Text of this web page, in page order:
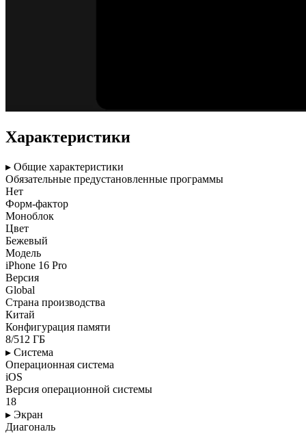
Характеристики
▸ Общие характеристики
Обязательные предустановленные программы
Нет
Форм-фактор
Моноблок
Цвет
Бежевый
Модель
iPhone 16 Pro
Версия
Global
Страна производства
Китай
Конфигурация памяти
8/512 ГБ
▸ Система
Операционная система
iOS
Версия операционной системы
18
▸ Экран
Диагональ